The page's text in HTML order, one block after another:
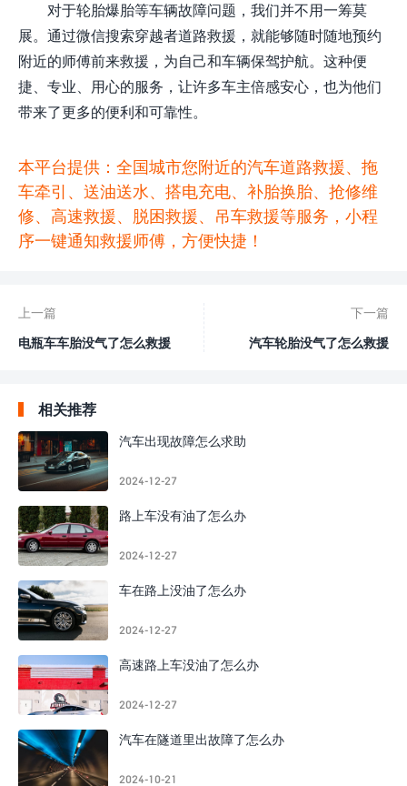
对于轮胎爆胎等车辆故障问题，我们并不用一筹莫
展。通过微信搜索穿越者道路救援，就能够随时随地预约
附近的师傅前来救援，为自己和车辆保驾护航。这种便
捷、专业、用心的服务，让许多车主倍感安心，也为他们
带来了更多的便利和可靠性。
本平台提供：全国城市您附近的汽车道路救援、拖
车牵引、送油送水、搭电充电、补胎换胎、抢修维
修、高速救援、脱困救援、吊车救援等服务，小程
序一键通知救援师傅，方便快捷！
上一篇
电瓶车车胎没气了怎么救援
下一篇
汽车轮胎没气了怎么救援
相关推荐
汽车出现故障怎么求助
2024-12-27
路上车没有油了怎么办
2024-12-27
车在路上没油了怎么办
2024-12-27
高速路上车没油了怎么办
2024-12-27
汽车在隧道里出故障了怎么办
2024-10-21